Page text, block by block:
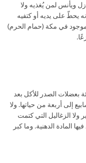
ويأنس لمن يُغذيه ولا
يحطّ على يديه أو كتفيه
في مكة (حمام الحرم)
بعضلات الصدر للأكل بعد
إلى أربعة من حياتها. ولا
ولا الزغاليل التي كتمت
المادة الدهنية. وما كبر